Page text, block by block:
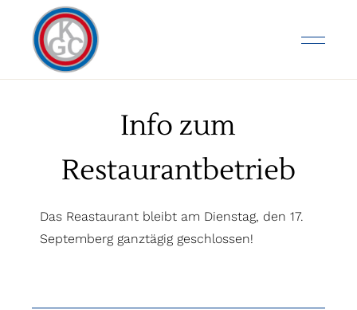
Info zum
Restaurantbetrieb
Das Reastaurant bleibt am Dienstag, den 17.
Septemberg ganztägig geschlossen!